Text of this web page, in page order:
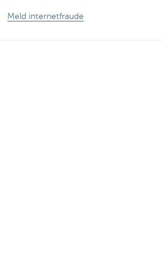
Meld internetfraude